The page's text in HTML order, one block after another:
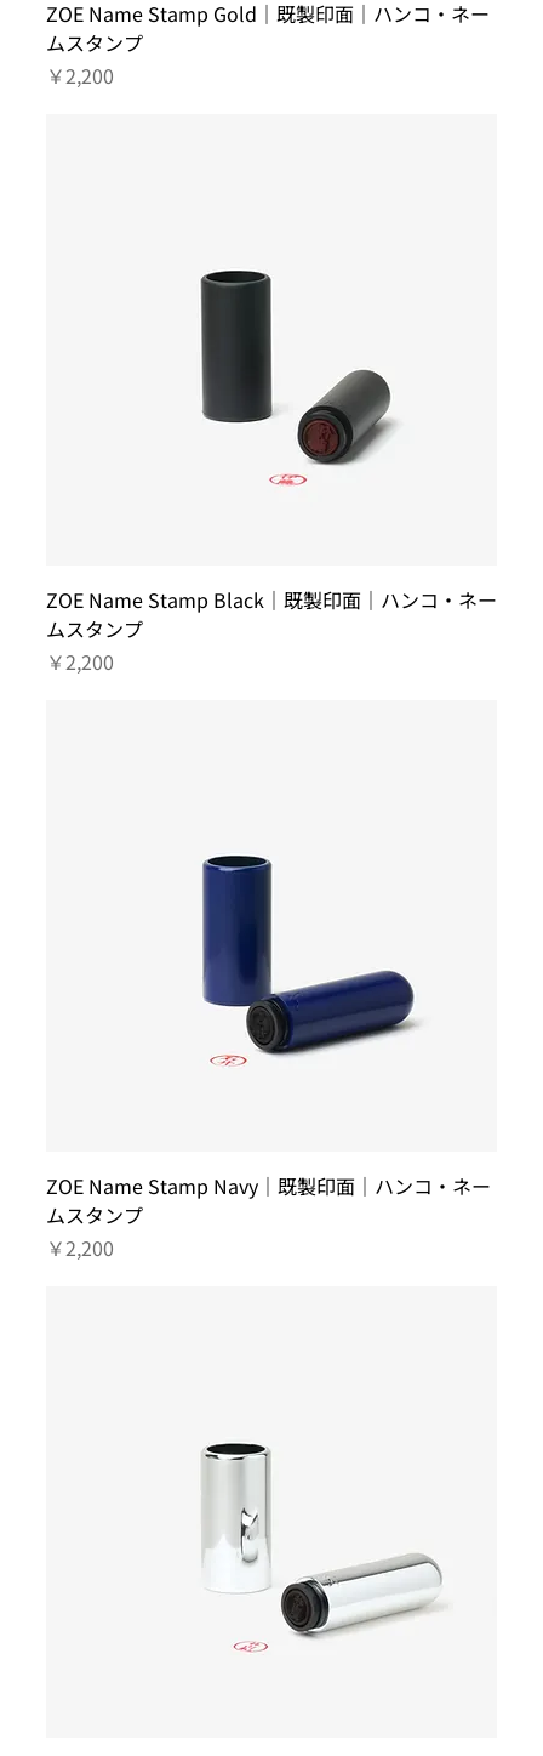
ZOE Name Stamp Gold｜既製印面｜ハンコ・ネー
ムスタンプ
価格
￥2,200
ZOE Name Stamp Black｜既製印面｜ハンコ・ネー
ムスタンプ
価格
￥2,200
ZOE Name Stamp Navy｜既製印面｜ハンコ・ネー
ムスタンプ
価格
￥2,200